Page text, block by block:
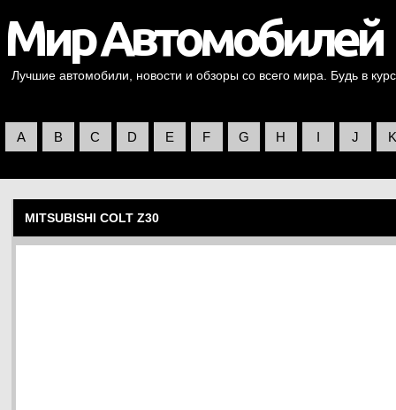
Лучшие автомобили, новости и обзоры со всего мира. Будь в
A B C D E F G H I J K
MITSUBISHI COLT Z30